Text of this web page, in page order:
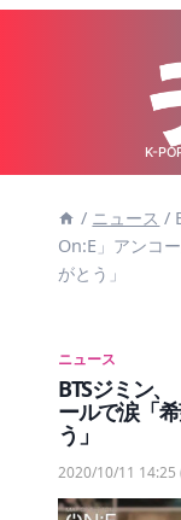
K-
/ ニュース /
On:E」アンコ
がとう」
ニュース
BTSジミン
ールで涙「
う」
2020/10/11 14:25